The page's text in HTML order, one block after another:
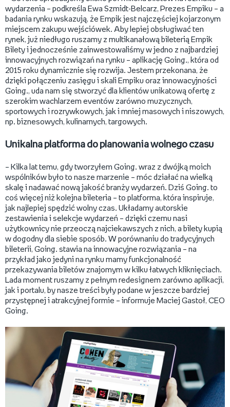
wydarzenia – podkreśla Ewa Szmidt-Belcarz, Prezes Empiku – a
badania rynku wskazują, że Empik jest najczęściej kojarzonym
miejscem zakupu wejściówek. Aby lepiej obsługiwać ten
rynek, już niedługo ruszamy z multikanałową bileterią Empik
Bilety i jednocześnie zainwestowaliśmy w jedno z najbardziej
innowacyjnych rozwiązań na rynku – aplikację Going., która od
2015 roku dynamicznie się rozwija. Jestem przekonana, że
dzięki połączeniu zasięgu i skali Empiku oraz innowacyjności
Going., uda nam się stworzyć dla klientów unikatową ofertę z
szerokim wachlarzem eventów zarówno muzycznych,
sportowych i rozrywkowych, jak i mniej masowych i niszowych,
np. biznesowych, kulinarnych, targowych.
Unikalna platforma do planowania wolnego czasu
– Kilka lat temu, gdy tworzyłem Going. wraz z dwójką moich
wspólników było to nasze marzenie – móc działać na wielką
skalę i nadawać nową jakość branży wydarzeń. Dziś Going. to
coś więcej niż kolejna bileteria – to platforma, która inspiruje,
jak najlepiej spędzić wolny czas. Układamy autorskie
zestawienia i selekcje wydarzeń – dzięki czemu nasi
użytkownicy nie przeoczą najciekawszych z nich, a bilety kupią
w dogodny dla siebie sposób. W porównaniu do tradycyjnych
bileterii, Going. stawia na innowacyjne rozwiązania – na
przykład jako jedyni na rynku mamy funkcjonalność
przekazywania biletów znajomym w kilku łatwych kliknięciach.
Lada moment ruszamy z pełnym redesignem zarówno aplikacji,
jak i portalu, by nasze treści były podane w jeszcze bardziej
przystępnej i atrakcyjnej formie – informuje Maciej Gastoł, CEO
Going.